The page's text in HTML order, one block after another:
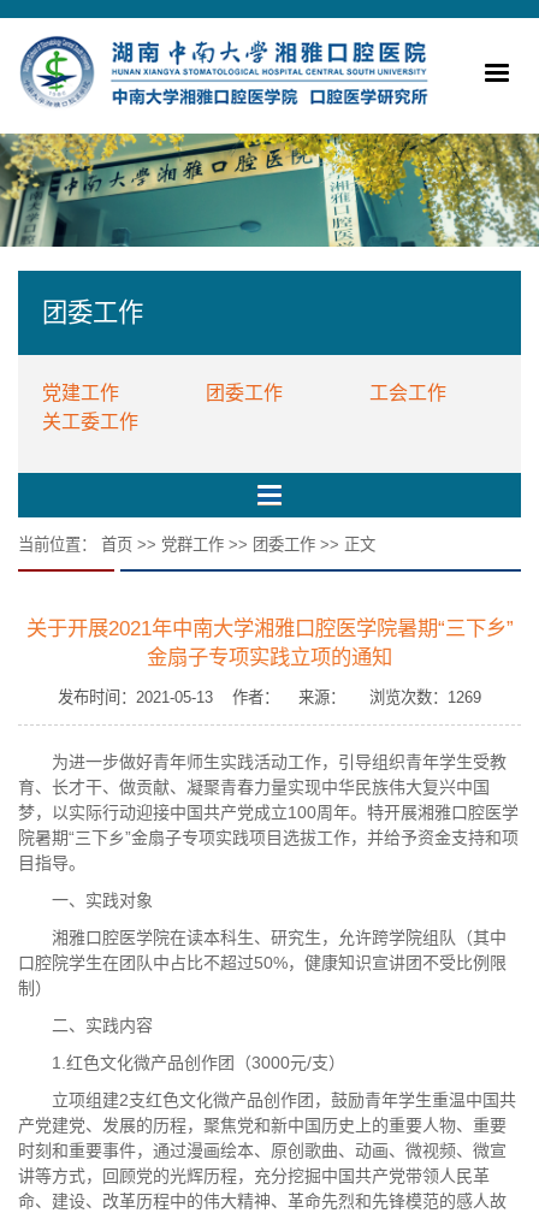
团委工作
党建工作 团委工作
工会工作
关工委工作
当前位置： 首页 >> 党群工作 >> 团委工作 >> 正文
关于开展2021年中南大学湘雅口腔医学院暑期“三下乡”
金扇子专项实践立项的通知
发布时间：2021-05-13 作者： 来源： 浏览次数： 1269
为进一步做好青年师生实践活动工作，引导组织青年学生受教
育、长才干、做贡献、凝聚青春力量实现中华民族伟大复兴中国
梦，以实际行动迎接中国共产党成立100周年。特开展湘雅口腔医学
院暑期“三下乡”金扇子专项实践项目选拔工作，并给予资金支持和项
目指导。
一、实践对象
湘雅口腔医学院在读本科生、研究生，允许跨学院组队（其中
口腔院学生在团队中占比不超过50%，健康知识宣讲团不受比例限
制）
二、实践内容
1.红色文化微产品创作团（3000元/支）
立项组建2支红色文化微产品创作团，鼓励青年学生重温中国共
产党建党、发展的历程，聚焦党和新中国历史上的重要人物、重要
时刻和重要事件，通过漫画绘本、原创歌曲、动画、微视频、微宣
讲等方式，回顾党的光辉历程，充分挖掘中国共产党带领人民革
命、建设、改革历程中的伟大精神、革命先烈和先锋模范的感人故